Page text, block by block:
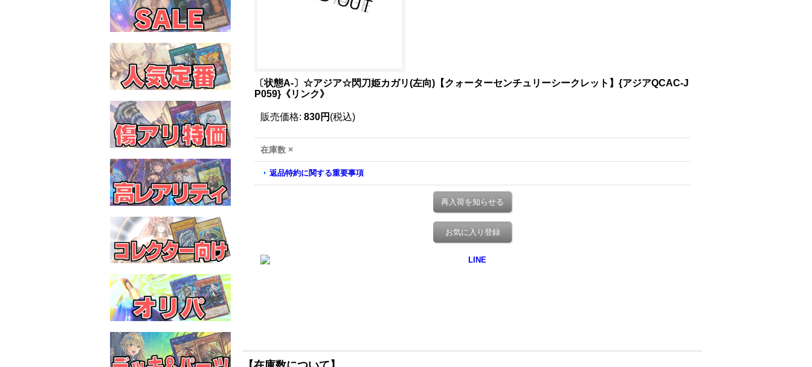
〔状態A-〕☆アジア☆閃刀姫カガリ(左向)【クォーターセンチュリーシークレット】{アジアQCAC-J
P059}《リンク》
販売価格: 830円 (税込)
在庫数 ×
返品特約に関する重要事項
再入荷を知らせる
お気に入り登録